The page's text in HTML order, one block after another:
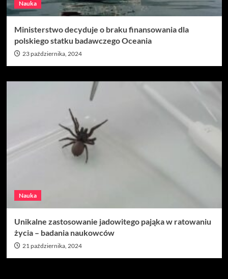
Nauka
Ministerstwo decyduje o braku finansowania dla
polskiego statku badawczego Oceania
23 października, 2024
Nauka
Unikalne zastosowanie jadowitego pająka w ratowaniu
życia – badania naukowców
21 października, 2024